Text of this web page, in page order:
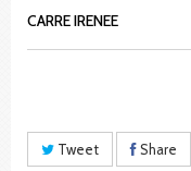
CARRE IRENEE
Tweet Share